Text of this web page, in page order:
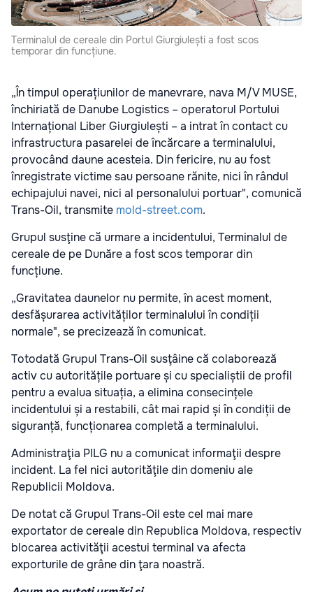
Terminalul de cereale din Portul Giurgiulești a fost scos
temporar din funcțiune.
„În timpul operațiunilor de manevrare, nava M/V MUSE,
închiriată de Danube Logistics – operatorul Portului
Internațional Liber Giurgiulești – a intrat în contact cu
infrastructura pasarelei de încărcare a terminalului,
provocând daune acesteia. Din fericire, nu au fost
înregistrate victime sau persoane rănite, nici în rândul
echipajului navei, nici al personalului portuar", comunică
Trans-Oil, transmite mold-street.com.
Grupul susţine că urmare a incidentului, Terminalul de
cereale de pe Dunăre a fost scos temporar din
funcțiune.
„Gravitatea daunelor nu permite, în acest moment,
desfășurarea activităților terminalului în condiții
normale", se precizează în comunicat.
Totodată Grupul Trans-Oil susţâine că colaborează
activ cu autoritățile portuare și cu specialiștii de profil
pentru a evalua situația, a elimina consecințele
incidentului și a restabili, cât mai rapid și în condiții de
siguranță, funcționarea completă a terminalului.
Administraţia PILG nu a comunicat informaţii despre
incident. La fel nici autorităţile din domeniu ale
Republicii Moldova.
De notat că Grupul Trans-Oil este cel mai mare
exportator de cereale din Republica Moldova, respectiv
blocarea activităţii acestui terminal va afecta
exporturile de grâne din ţara noastră.